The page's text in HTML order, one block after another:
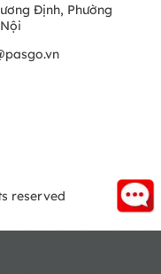
Định, Phường
reserved